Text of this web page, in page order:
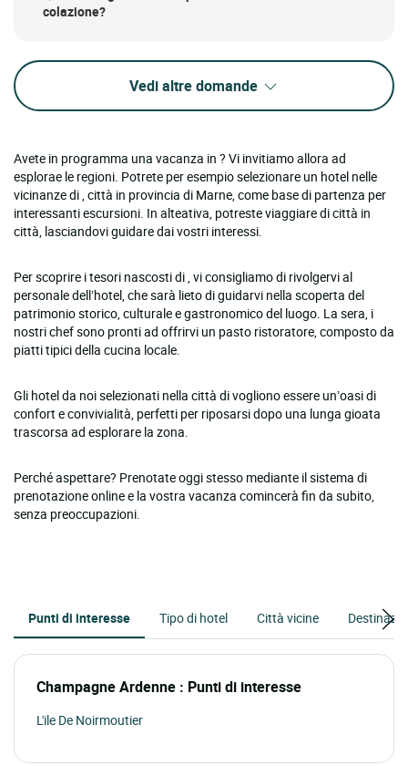
colazione?
Vedi altre domande
Avete in programma una vacanza in ? Vi invitiamo allora ad
esplorae le regioni. Potrete per esempio selezionare un hotel nelle
vicinanze di , città in provincia di Marne, come base di partenza per
interessanti escursioni. In alteativa, potreste viaggiare di città in
città, lasciandovi guidare dai vostri interessi.
Per scoprire i tesori nascosti di , vi consigliamo di rivolgervi al
personale dell’hotel, che sarà lieto di guidarvi nella scoperta del
patrimonio storico, culturale e gastronomico del luogo. La sera, i
nostri chef sono pronti ad offrirvi un pasto ristoratore, composto da
piatti tipici della cucina locale.
Gli hotel da noi selezionati nella città di vogliono essere un’oasi di
confort e convivialità, perfetti per riposarsi dopo una lunga gioata
trascorsa ad esplorare la zona.
Perché aspettare? Prenotate oggi stesso mediante il sistema di
prenotazione online e la vostra vacanza comincerà fin da subito,
senza preoccupazioni.
Punti di interesse Tipo di hotel Città vicine
Champagne Ardenne : Punti di interesse
L'ile De Noirmoutier